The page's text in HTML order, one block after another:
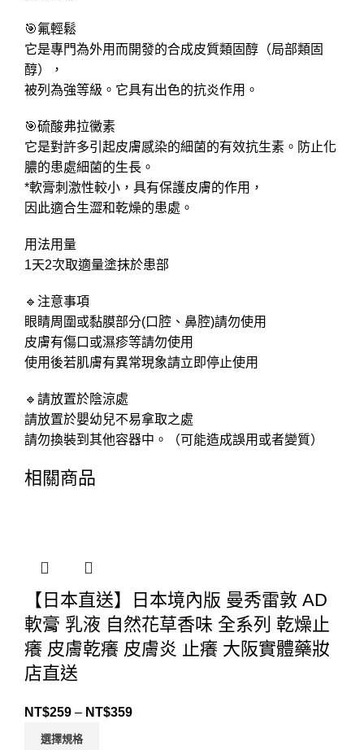
🎯氟輕鬆
它是專門為外用而開發的合成皮質類固醇（局部類固
醇），
被列為強等級。它具有出色的抗炎作用。
🎯硫酸弗拉黴素
它是對許多引起皮膚感染的細菌的有效抗生素。防止化
膿的患處細菌的生長。
*軟膏刺激性較小，具有保護皮膚的作用，
因此適合生澀和乾燥的患處。
用法用量
1天2次取適量塗抹於患部
🔹注意事項
眼睛周圍或黏膜部分(口腔、鼻腔)請勿使用
皮膚有傷口或濕疹等請勿使用
使用後若肌膚有異常現象請立即停止使用
🔹請放置於陰涼處
請放置於嬰幼兒不易拿取之處
請勿換裝到其他容器中。（可能造成誤用或者變質）
相關商品
【日本直送】日本境內版 曼秀雷敦 AD
軟膏 乳液 自然花草香味 全系列 乾燥止
癢 皮膚乾癢 皮膚炎 止癢 大阪實體藥妝
店直送
NT$259 – NT$359
選擇規格